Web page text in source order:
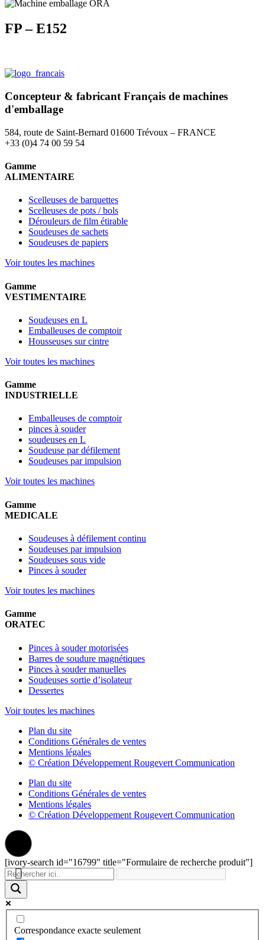
FP – E152
Concepteur & fabricant Français de machines
d'emballage
584, route de Saint-Bernard 01600 Trévoux – FRANCE
+33 (0)4 74 00 59 54
Gamme
ALIMENTAIRE
Scelleuses de barquettes
Scelleuses de pots / bols
Dérouleurs de film étirable
Soudeuses de sachets
Soudeuses de papiers
Voir toutes les machines
Gamme
VESTIMENTAIRE
Soudeuses en L
Emballeuses de comptoir
Housseuses sur cintre
Voir toutes les machines
Gamme
INDUSTRIELLE
Emballeuses de comptoir
pinces à souder
soudeuses en L
Soudeuse par défilement
Soudeuses par impulsion
Voir toutes les machines
Gamme
MEDICALE
Soudeuses à défilement continu
Soudeuses par impulsion
Soudeuses sous vide
Pinces à souder
Voir toutes les machines
Gamme
ORATEC
Pinces à souder motorisées
Barres de soudure magnétiques
Pinces à souder manuelles
Soudeuses sortie d’isolateur
Dessertes
Voir toutes les machines
Plan du site
Conditions Générales de ventes
Mentions légales
© Création Développement Rougevert Communication
Plan du site
Conditions Générales de ventes
Mentions légales
© Création Développement Rougevert Communication
[ivory-search id="16799" title="Formulaire de recherche produit"]
Correspondance exacte seulement